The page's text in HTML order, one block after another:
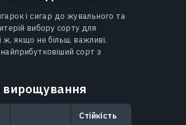
і сигар до жувального та
вибору сорту для
якщо не більш, важливі.
сорт з
вирощування
Стійкість